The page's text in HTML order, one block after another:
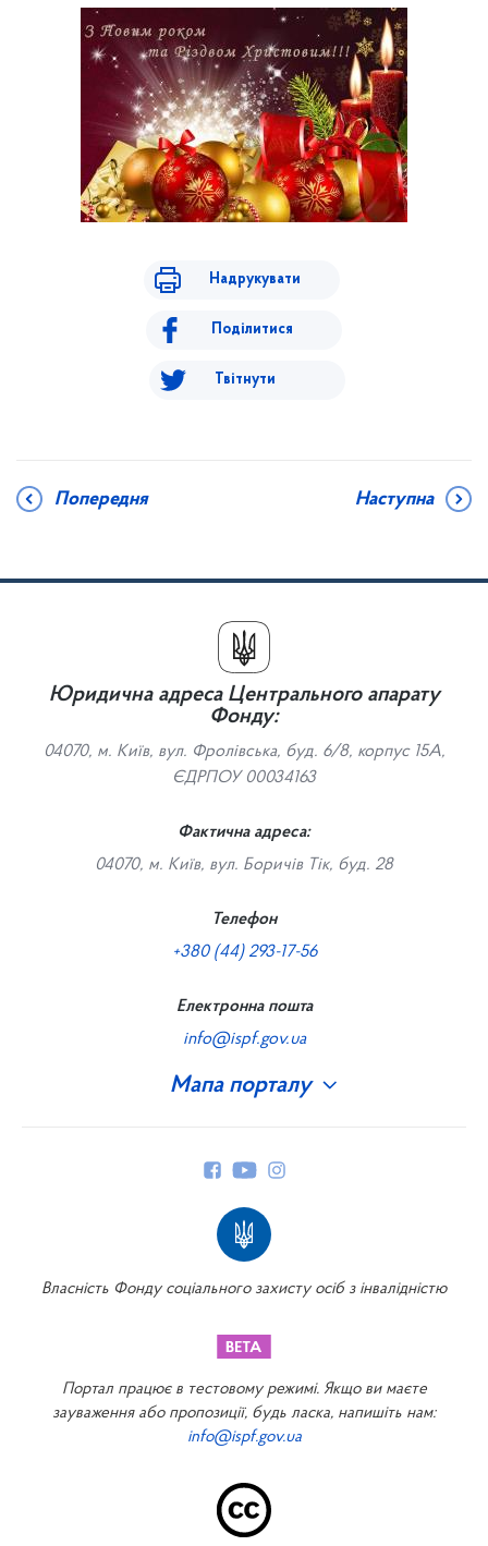
Надрукувати
Поділитися
Твітнути
Попередня Наступна
Мапа порталу
Закарпатське відділення
Юридична адреса Центрального апарату
Фонду:
04070, м. Київ, вул. Фролівська, буд. 6/8, корпус 15А,
ЄДРПОУ 00034163
Фактична адреса:
04070, м. Київ, вул. Боричів Тік, буд. 28
Телефон
+380 (44) 293-17-56
Електронна пошта
info@ispf.gov.ua
Власність Фонду соціального захисту осіб з інвалідністю
Портал працює в тестовому режимі. Якщо ви маєте
зауваження або пропозиції, будь ласка, напишіть нам:
info@ispf.gov.ua